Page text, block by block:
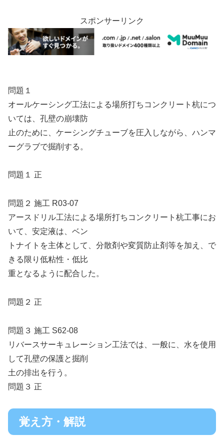
スポンサーリンク
問題１
オールケーシング工法による場所打ちコンクリート杭につ
いては、孔壁の崩壊防
止のために、ケーシングチューブを圧入しながら、ハンマ
ーグラブで掘削する。
問題１ 正
問題２ 施工 R03-07
アースドリル工法による場所打ちコンクリート杭工事にお
いて、安定液は、ベン
トナイトを主体として、分散剤や変質防止剤等を加え、で
きる限り低粘性・低比
重となるように配合した。
問題２ 正
問題３ 施工 S62-08
リバースサーキュレーション工法では、一般に、水を使用
して孔壁の保護と掘削
土の排出を行う。
問題３ 正
覚え方・解説